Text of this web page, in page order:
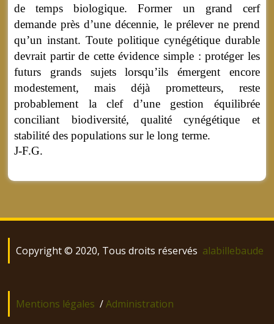
de temps biologique. Former un grand cerf
demande près d’une décennie, le prélever ne prend
qu’un instant. Toute politique cynégétique durable
devrait partir de cette évidence simple : protéger les
futurs grands sujets lorsqu’ils émergent encore
modestement, mais déjà prometteurs, reste
probablement la clef d’une gestion équilibrée
conciliant biodiversité, qualité cynégétique et
stabilité des populations sur le long terme.
J-F.G.
Copyright © 2020, Tous droits réservés alabillebaude
Mentions légales /Administration